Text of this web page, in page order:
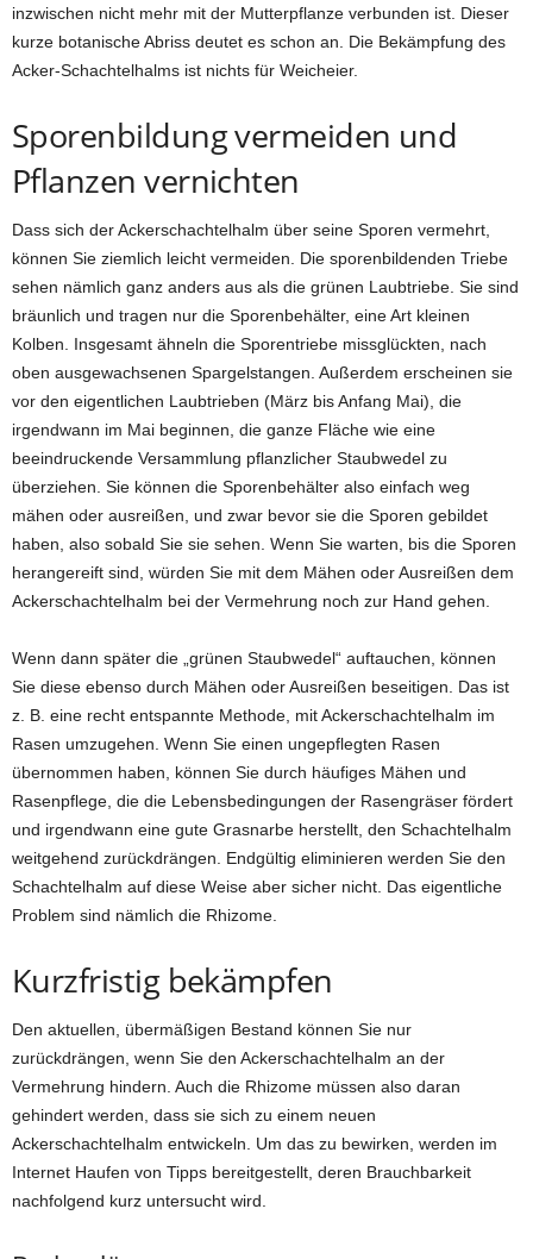
inzwischen nicht mehr mit der Mutterpflanze verbunden ist. Dieser
kurze botanische Abriss deutet es schon an. Die Bekämpfung des
Acker-Schachtelhalms ist nichts für Weicheier.
Sporenbildung vermeiden und
Pflanzen vernichten
Dass sich der Ackerschachtelhalm über seine Sporen vermehrt,
können Sie ziemlich leicht vermeiden. Die sporenbildenden Triebe
sehen nämlich ganz anders aus als die grünen Laubtriebe. Sie sind
bräunlich und tragen nur die Sporenbehälter, eine Art kleinen
Kolben. Insgesamt ähneln die Sporentriebe missglückten, nach
oben ausgewachsenen Spargelstangen. Außerdem erscheinen sie
vor den eigentlichen Laubtrieben (März bis Anfang Mai), die
irgendwann im Mai beginnen, die ganze Fläche wie eine
beeindruckende Versammlung pflanzlicher Staubwedel zu
überziehen. Sie können die Sporenbehälter also einfach weg
mähen oder ausreißen, und zwar bevor sie die Sporen gebildet
haben, also sobald Sie sie sehen. Wenn Sie warten, bis die Sporen
herangereift sind, würden Sie mit dem Mähen oder Ausreißen dem
Ackerschachtelhalm bei der Vermehrung noch zur Hand gehen.
Wenn dann später die „grünen Staubwedel“ auftauchen, können
Sie diese ebenso durch Mähen oder Ausreißen beseitigen. Das ist
z. B. eine recht entspannte Methode, mit Ackerschachtelhalm im
Rasen umzugehen. Wenn Sie einen ungepflegten Rasen
übernommen haben, können Sie durch häufiges Mähen und
Rasenpflege, die die Lebensbedingungen der Rasengräser fördert
und irgendwann eine gute Grasnarbe herstellt, den Schachtelhalm
weitgehend zurückdrängen. Endgültig eliminieren werden Sie den
Schachtelhalm auf diese Weise aber sicher nicht. Das eigentliche
Problem sind nämlich die Rhizome.
Kurzfristig bekämpfen
Den aktuellen, übermäßigen Bestand können Sie nur
zurückdrängen, wenn Sie den Ackerschachtelhalm an der
Vermehrung hindern. Auch die Rhizome müssen also daran
gehindert werden, dass sie sich zu einem neuen
Ackerschachtelhalm entwickeln. Um das zu bewirken, werden im
Internet Haufen von Tipps bereitgestellt, deren Brauchbarkeit
nachfolgend kurz untersucht wird.